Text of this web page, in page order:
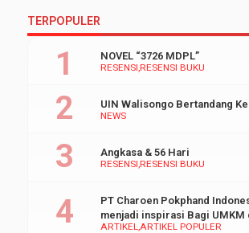
TERPOPULER
RESENSI RESENSI BUKU
NOVEL “3726 MDPL”
NEWS
UIN Walisongo Bertandang
RESENSI RESENSI BUKU
Angkasa & 56 Hari
ARTIKEL ARTIKEL POPULER
PT Charoen Pokphand
menjadi inspirasi Bagi UMKM